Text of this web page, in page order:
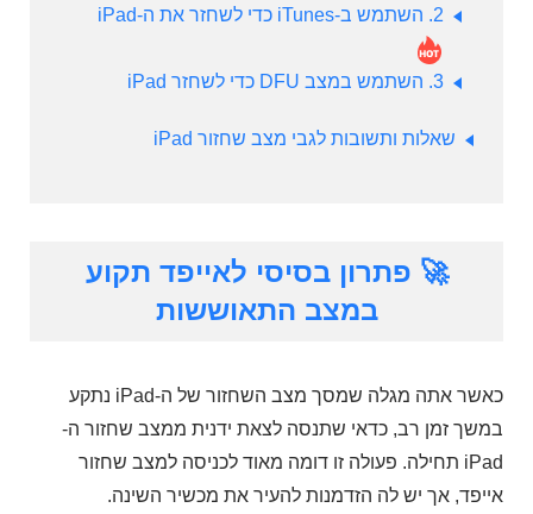
2. השתמש ב-iTunes כדי לשחזר את ה-iPad
3. השתמש במצב DFU כדי לשחזר iPad
שאלות ותשובות לגבי מצב שחזור iPad
🚀 פתרון בסיסי לאייפד תקוע
במצב התאוששות
כאשר אתה מגלה שמסך מצב השחזור של ה-iPad נתקע
במשך זמן רב, כדאי שתנסה לצאת ידנית ממצב שחזור ה-
iPad תחילה. פעולה זו דומה מאוד לכניסה למצב שחזור
אייפד, אך יש לה הזדמנות להעיר את מכשיר השינה.